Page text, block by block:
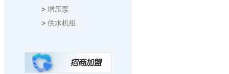
> 增压泵
> 供水机组